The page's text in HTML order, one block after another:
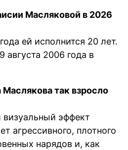
Масляковой в 2026
ей исполнится 20 лет.
августа 2006 года в
так взросло
эффект
агрессивного, плотного
нарядов и, как